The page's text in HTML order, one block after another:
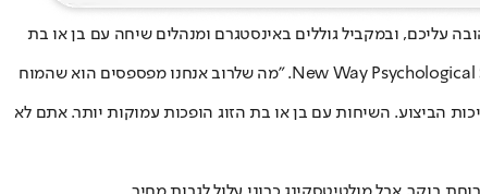
עליכם, ובמקביל גוללים באינסטגרם ומנהלים שיחה עם בן או בת
"מולטיטסקינג מושך אנשים כי הוא יוצר אשליה של יעילות ושליטה בעולם מהיר ומוצף בגירויים", אומרת ד"ר קאשונה הדלסטון, פסיכולוגית מ־New Way Psychological Services. "מה שלרוב אנחנו מפספסים הוא שהמוח
הביצוע. השיחות עם בן או בת הזוג הופכות עמוקות יותר. אתם לא